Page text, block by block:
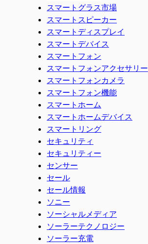
スマートグラス市場
スマートスピーカー
スマートディスプレイ
スマートデバイス
スマートフォン
スマートフォンアクセサリー
スマートフォンカメラ
スマートフォン機能
スマートホーム
スマートホームデバイス
スマートリング
セキュリティ
セキュリティー
センサー
セール
セール情報
ソニー
ソーシャルメディア
ソーラーテクノロジー
ソーラー充電